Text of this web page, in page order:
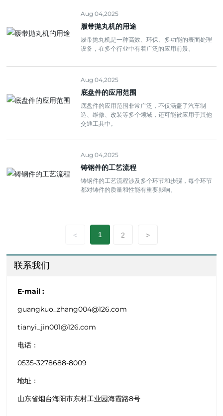
Aug 04,2025
履带抛丸机的用途
履带抛丸机是一种高效、环保、多功能的表面处理
设备，在多个行业中有着广泛的应用前景。
Aug 04,2025
底盘件的应用范围
底盘件的应用范围非常广泛，不仅涵盖了汽车制
造、维修、改装等多个领域，还可能被应用于其他
交通工具中。
Aug 04,2025
铸钢件的工艺流程
铸钢件的工艺流程涉及多个环节和步骤，每个环节
都对铸件的质量和性能有重要影响。
< 1 2 >
联系我们
E-mail :
guangkuo_zhang004@126.com
tianyi_jin001@126.com
电话 ：
0535-3278688-8009
地址：
山东省烟台海阳市东村工业园海霞路8号